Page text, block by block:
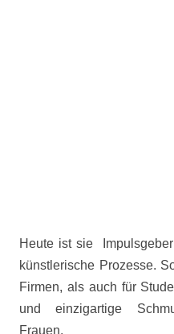
Heute ist sie
künstlerische Prozesse.
Firmen, als auch für
und einzigartige
Frauen.